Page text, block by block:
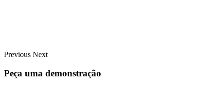
Previous Next
Peça uma demonstração